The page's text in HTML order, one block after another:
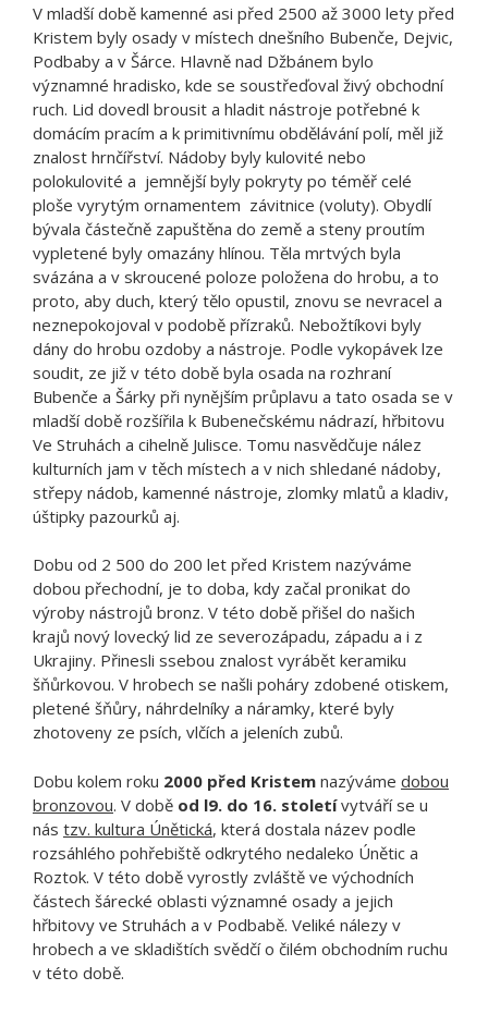
V mladší době kamenné asi před 2500 až 3000 lety před
Kristem byly osady v místech dnešního Bubenče, Dejvic,
Podbaby a v Šárce. Hlavně nad Džbánem bylo
významné hradisko, kde se soustřeďoval živý obchodní
ruch. Lid dovedl brousit a hladit nástroje potřebné k
domácím pracím a k primitivnímu obdělávání polí, měl již
znalost hrnčířství. Nádoby byly kulovité nebo
polokulovité a jemnější byly pokryty po téměř celé
ploše vyrytým ornamentem závitnice (voluty). Obydlí
bývala částečně zapuštěna do země a steny proutím
vypletené byly omazány hlínou. Těla mrtvých byla
svázána a v skroucené poloze položena do hrobu, a to
proto, aby duch, který tělo opustil, znovu se nevracel a
neznepokojoval v podobě přízraků. Nebožtíkovi byly
dány do hrobu ozdoby a nástroje. Podle vykopávek lze
soudit, ze již v této době byla osada na rozhraní
Bubenče a Šárky při nynějším průplavu a tato osada se v
mladší době rozšířila k Bubenečskému nádrazí, hřbitovu
Ve Struhách a cihelně Julisce. Tomu nasvědčuje nález
kulturních jam v těch místech a v nich shledané nádoby,
střepy nádob, kamenné nástroje, zlomky mlatů a kladiv,
úštipky pazourků aj.
Dobu od 2 500 do 200 let před Kristem nazýváme
dobou přechodní, je to doba, kdy začal pronikat do
výroby nástrojů bronz. V této době přišel do našich
krajů nový lovecký lid ze severozápadu, západu a i z
Ukrajiny. Přinesli ssebou znalost vyrábět keramiku
šňůrkovou. V hrobech se našli poháry zdobené otiskem,
pletené šňůry, náhrdelníky a náramky, které byly
zhotoveny ze psích, vlčích a jeleních zubů.
Dobu kolem roku 2000 před Kristem nazýváme dobou
bronzovou. V době od l9. do 16. stoletívytváří se u
nás tzv. kultura Únětická, která dostala název podle
rozsáhlého pohřebiště odkrytého nedaleko Únětic a
Roztok. V této době vyrostly zvláště ve východních
částech šárecké oblasti významné osady a jejich
hřbitovy ve Struhách a v Podbabě. Veliké nálezy v
hrobech a ve skladištích svědčí o čilém obchodním ruchu
v této době.